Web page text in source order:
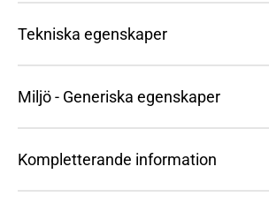
Tekniska egenskaper
Miljö - Generiska egenskaper
Kompletterande information